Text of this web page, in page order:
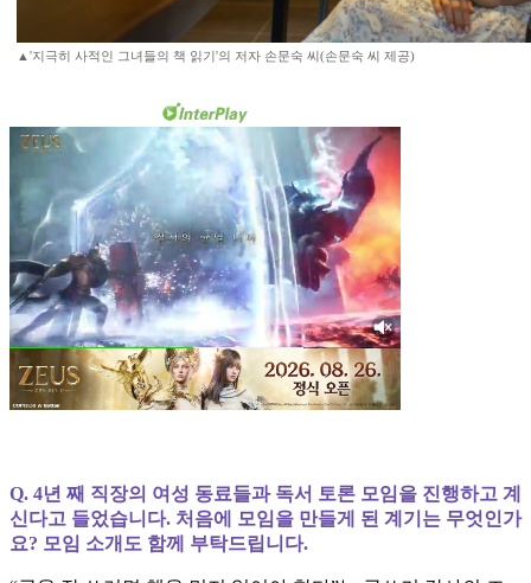
▲'지극히 사적인 그녀들의 책 읽기'의 저자 손문숙 씨(손문숙 씨 제공)
Q. 4년 째 직장의 여성 동료들과 독서 토론 모임을 진행하고 계
신다고 들었습니다. 처음에 모임을 만들게 된 계기는 무엇인가
요? 모임 소개도 함께 부탁드립니다.